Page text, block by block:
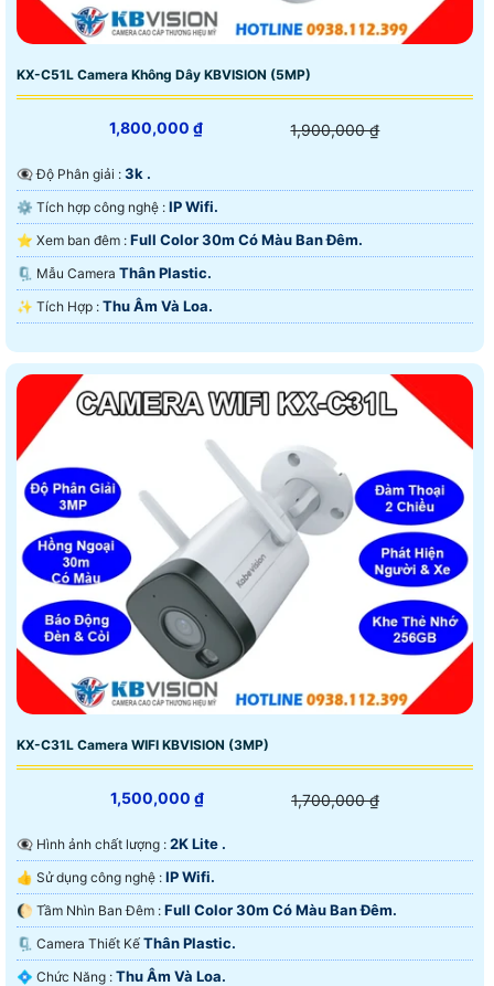
KX-C51L Camera Không Dây KBVISION (5MP)
1,800,000 ₫ 1,900,000 ₫
👁️‍🗨 Độ Phân giải : 3k .
⚙ Tích hợp công nghệ : IP Wifi.
⭐ Xem ban đêm : Full Color 30m Có Màu Ban Ðêm.
🗜️ Mẫu Camera Thân Plastic.
️✨ Tích Hợp : Thu Âm Và Loa.
KX-C31L Camera WIFI KBVISION (3MP)
1,500,000 ₫ 1,700,000 ₫
👁️‍🗨 Hình ảnh chất lượng : 2K Lite .
👍 Sử dụng công nghệ : IP Wifi.
🌔 Tầm Nhìn Ban Đêm : Full Color 30m Có Màu Ban Ðêm.
🗜️ Camera Thiết Kế Thân Plastic.
️💠 Chức Năng : Thu Âm Và Loa.